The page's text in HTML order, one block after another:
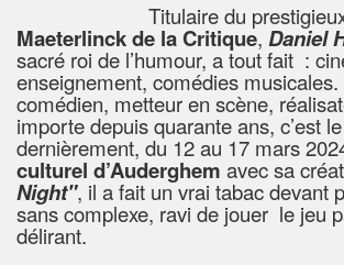
Titulaire du
Maeterlinck de la Critique, Daniel
sacré roi de l’humour, a tout fait :
enseignement, comédies musicales.
comédien, metteur en scène,
importe depuis quarante ans, c’est
dernièrement, du 12 au 17 mars
culturel d’Auderghem avec sa
Night", il a fait un vrai tabac devant
sans complexe, ravi de jouer le jeu
délirant.